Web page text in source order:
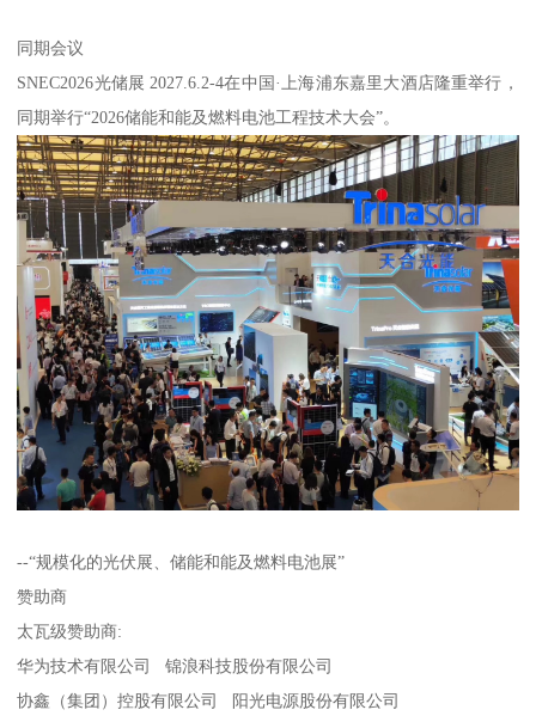
同期会议
SNEC2026光储展 2027.6.2-4在中国·上海浦东嘉里大酒店隆重举行，
同期举行“2026储能和能及燃料电池工程技术大会”。
--“规模化的光伏展、储能和能及燃料电池展”
赞助商
太瓦级赞助商:
华为技术有限公司 锦浪科技股份有限公司
协鑫（集团）控股有限公司 阳光电源股份有限公司